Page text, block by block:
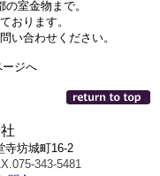
室金物まで。
おります。
い合わせください。
ージへ
寺坊城町16-2
343-5481